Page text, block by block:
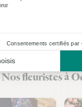
Nos fleuristes à